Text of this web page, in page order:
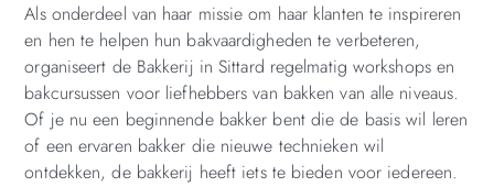
Als onderdeel van haar missie om haar klanten te inspireren
en hen te helpen hun bakvaardigheden te verbeteren,
organiseert de Bakkerij in Sittard regelmatig workshops en
bakcursussen voor liefhebbers van bakken van alle niveaus.
Of je nu een beginnende bakker bent die de basis wil leren
of een ervaren bakker die nieuwe technieken wil
ontdekken, de bakkerij heeft iets te bieden voor iedereen.